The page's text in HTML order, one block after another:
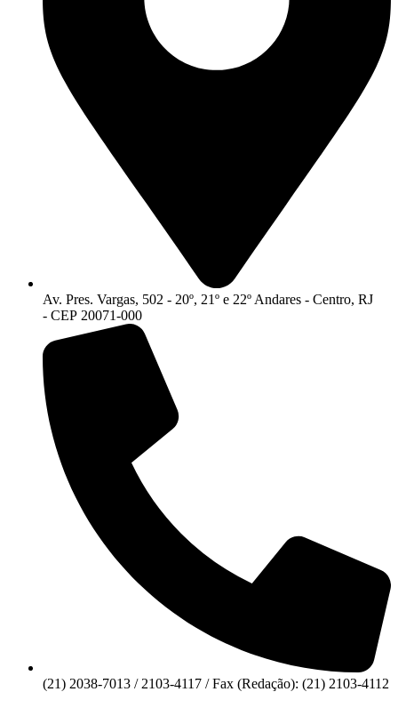
Av. Pres. Vargas, 502 - 20º, 21º e 22º Andares - Centro, RJ
- CEP 20071-000
(21) 2038-7013 / 2103-4117 / Fax (Redação): (21) 2103-4112